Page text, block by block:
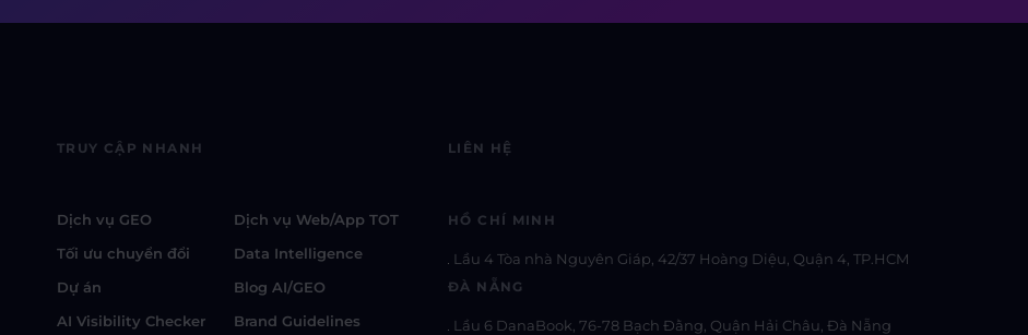
TRUY CẬP NHANH
Dịch vụ GEO
Dịch vụ Web/App TOT
Tối ưu chuyển đổi
Data Intelligence
Dự án
Blog AI/GEO
AI Visibility Checker
Brand Guidelines
LIÊN HỆ
HỒ CHÍ MINH
Lầu 4 Tòa nhà Nguyên Giáp, 42/37 Hoàng Diệu, Quận 4, TP.HCM
ĐÀ NẴNG
Lầu 6 DanaBook, 76-78 Bạch Đằng, Quận Hải Châu, Đà Nẵng